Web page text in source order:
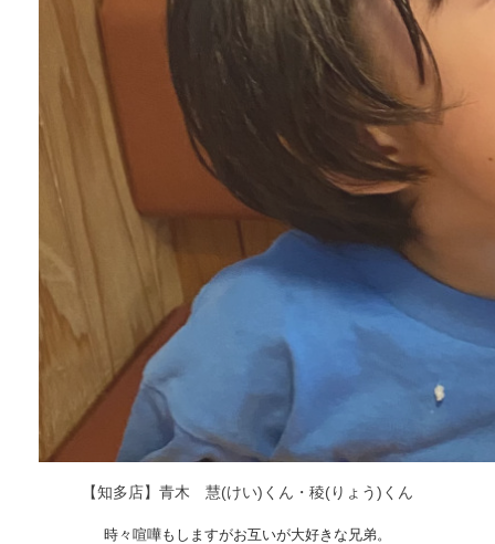
【知多店】青木 慧(けい)くん・稜(りょう)くん
時々喧嘩もしますがお互いが大好きな兄弟。